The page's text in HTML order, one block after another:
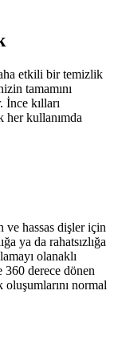
etkili bir temizlik
tamamını
İnce kılları
her kullanımda
ve hassas dişler için
ya da rahatsızlığa
olanaklı
360 derece dönen
normal